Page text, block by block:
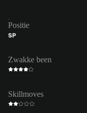
Positie
SP
Zwakke been
Skillmoves